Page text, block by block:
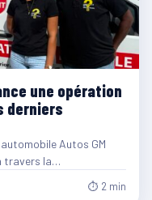
une opération
derniers
Autos GM
travers la…
⏱ 2 min